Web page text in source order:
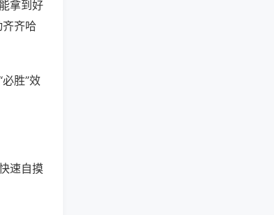
拿到好
齐哈
胜”效
速自摸